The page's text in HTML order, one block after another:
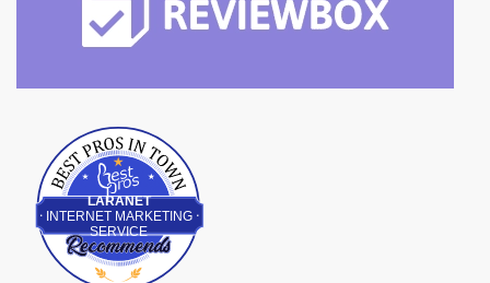
LARANET
INTERNET MARKETING
SERVICE
Best Pros In Town